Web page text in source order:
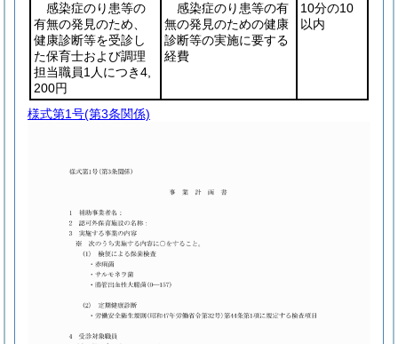
感染症のり患等の
有無の発見のため、
健康診断等を受診し
た保育士および調理
担当職員1人につき4,
200円
感染症のり患等の有
無の発見のための健康
診断等の実施に要する
経費
10分の10
以内
様式第1号(第3条関係)